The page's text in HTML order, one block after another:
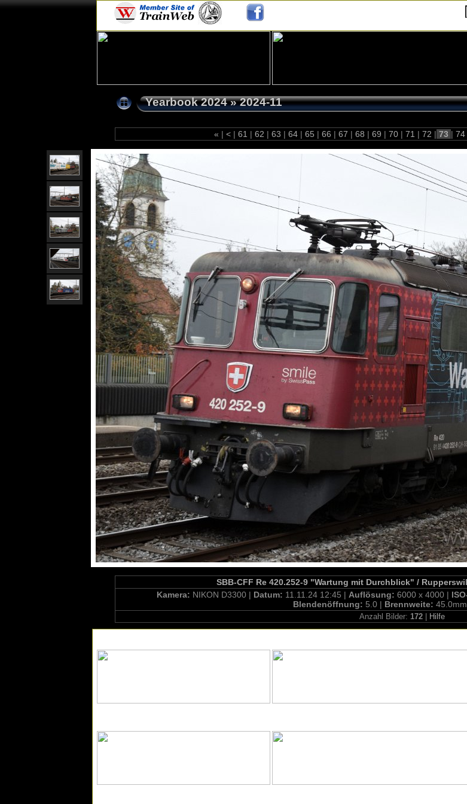
Yearbook 2024»2024-11
« | < | 61 | 62 | 63 | 64 | 65 | 66 | 67 | 68 | 69 | 70 | 71 | 72 | 73 | 74
SBB-CFF Re 420.252-9 "Wartung mit Durchblick" / Rupperswil
Kamera: NIKON D3300 | Datum: 11.11.24 12:45 | Auflösung: 6000 x 4000 |
Blendenöffnung: 5.0 | Brennweite:
Anzahl Bilder: 172| Hilfe